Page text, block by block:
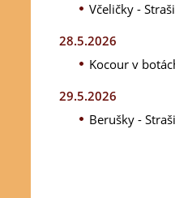
Včeličky -
28.5.2026
Kocour v
29.5.2026
Berušky -